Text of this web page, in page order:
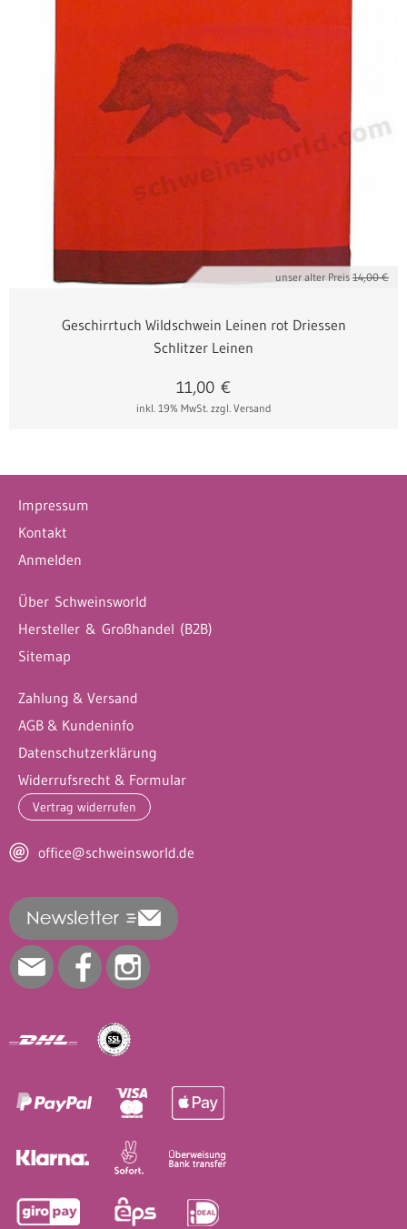
unser alter Preis 14,00 €
Geschirrtuch Wildschwein Leinen rot Driessen
Schlitzer Leinen
inkl. 19% MwSt. zzgl. Versand
11,00 €
Impressum
Kontakt
Anmelden
Über Schweinsworld
Hersteller & Großhandel (B2B)
Sitemap
Zahlung & Versand
AGB & Kundeninfo
Datenschutzerklärung
Widerrufsrecht & Formular
Vertrag widerrufen
office@schweinsworld.de